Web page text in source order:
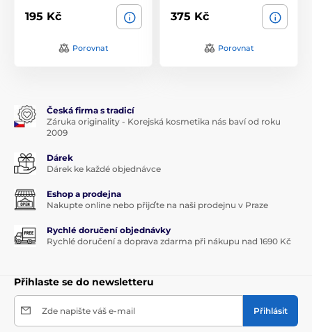
195 Kč
Porovnat
375 Kč
Porovnat
Česká firma s tradicí
Záruka originality - Korejská kosmetika nás baví od roku
2009
Dárek
Dárek ke každé objednávce
Eshop a prodejna
Nakupte online nebo přijďte na naši prodejnu v Praze
Rychlé doručení objednávky
Rychlé doručení a doprava zdarma při nákupu nad 1690 Kč
Přihlaste se do newsletteru
Zde napište váš e-mail Přihlásit